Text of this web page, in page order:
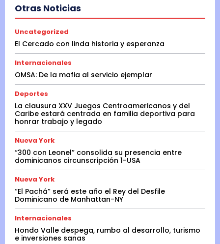
Otras Noticias
Uncategorized
El Cercado con linda historia y esperanza
Internacionales
OMSA: De la mafia al servicio ejemplar
Deportes
La clausura XXV Juegos Centroamericanos y del
Caribe estará centrada en familia deportiva para
honrar trabajo y legado
Nueva York
“300 con Leonel” consolida su presencia entre
dominicanos circunscripción 1-USA
Nueva York
“El Pachá” será este año el Rey del Desfile
Dominicano de Manhattan-NY
Internacionales
Hondo Valle despega, rumbo al desarrollo, turismo
e inversiones sanas